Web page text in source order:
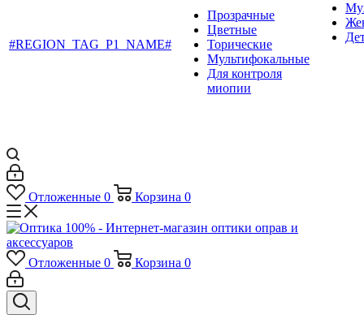
#REGION_TAG_P1_NAME#
Прозрачные
Цветные
Торические
Мультифокальные
Для контроля
миопии
Отложенные 0 Корзина 0
Отложенные 0 Корзина 0